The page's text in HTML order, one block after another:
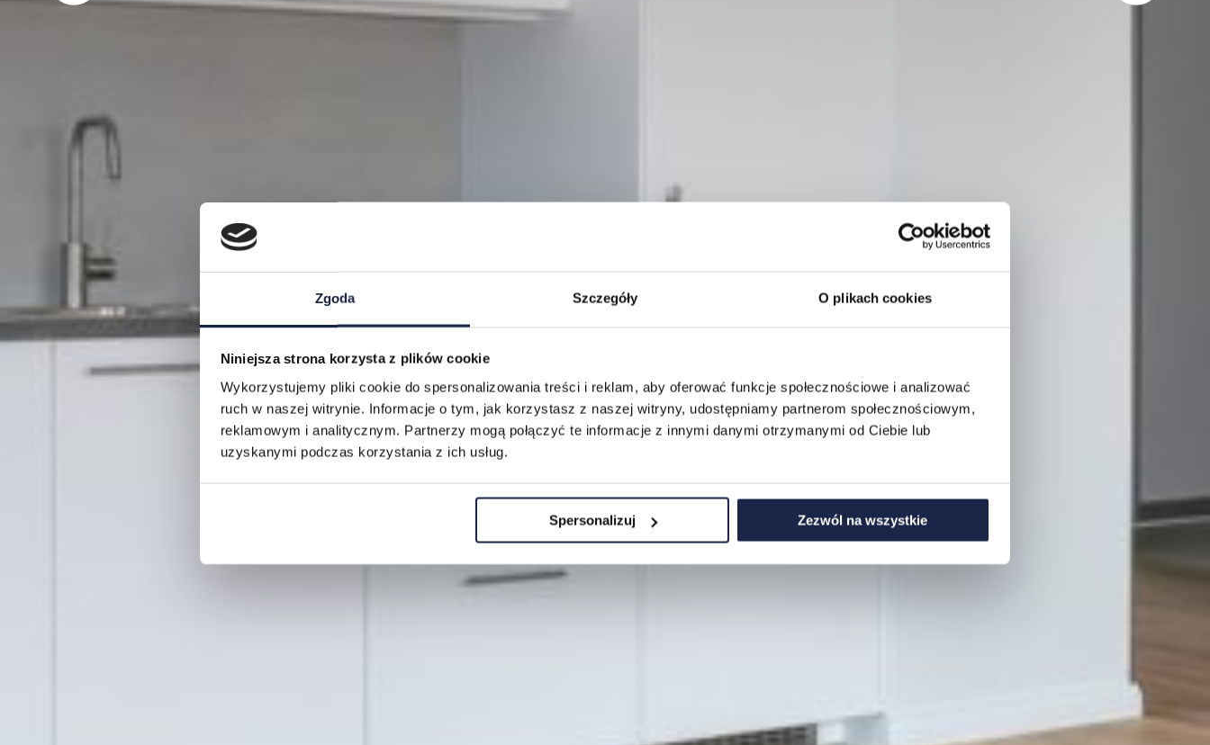
Zgoda Szczegóły O plikach cookies
Niniejsza strona korzysta z plików cookie
Wykorzystujemy pliki cookie do spersonalizowania treści i reklam, aby oferować funkcje społecznościowe i analizować
ruch w naszej witrynie. Informacje o tym, jak korzystasz z naszej witryny, udostępniamy partnerom społecznościowym,
reklamowym i analitycznym. Partnerzy mogą połączyć te informacje z innymi danymi otrzymanymi od Ciebie lub
uzyskanymi podczas korzystania z ich usług.
Spersonalizuj Zezwól na wszystkie